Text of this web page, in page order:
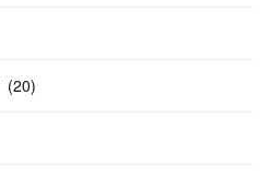
(20)